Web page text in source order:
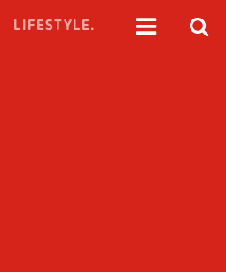
LIFESTYLE.